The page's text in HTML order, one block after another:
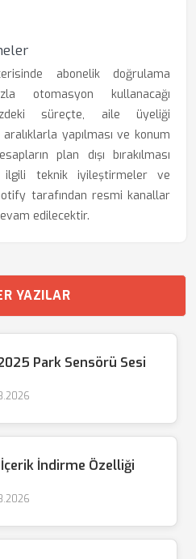
abonelik doğrulama
otomasyon kullanacağı
süreçte, aile üyeliği
yapılması ve konum
plan dışı bırakılması
ilgili teknik iyileştirmeler ve
tarafından resmi kanallar
edilecektir.
YAZILAR
Park Sensörü Sesi
İndirme Özelliği